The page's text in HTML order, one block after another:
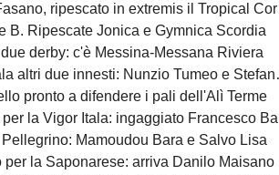
ripescato in extremis il Tropical Coriano
B. Ripescate Jonica e Gymnica Scordia
derby: c'è Messina-Messana Riviera
due innesti: Nunzio Tumeo e Stefano Calà
pronto a difendere i pali dell'Alì Terme
la Vigor Itala: ingaggiato Francesco Barbera
Mamoudou Bara e Salvo Lisa
per la Saponarese: arriva Danilo Maisano